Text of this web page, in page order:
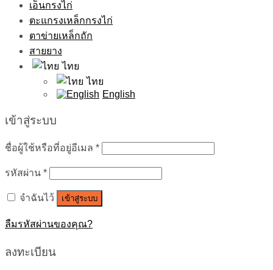
เอ็นกรงไก่
ตะแกรงเหล็กกรงไก่
ตาข่ายเหล็กถัก
สายยาง
ไทย
ไทย
English
เข้าสู่ระบบ
ชื่อผู้ใช้หรือที่อยู่อีเมล *
รหัสผ่าน *
จำฉันไว้ เข้าสู่ระบบ
ลืมรหัสผ่านของคุณ?
ลงทะเบียน